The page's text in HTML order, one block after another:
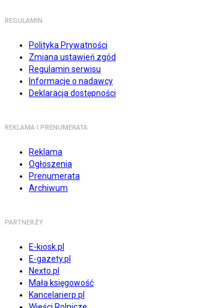
REGULAMIN
Polityka Prywatności
Zmiana ustawień zgód
Regulamin serwisu
Informacje o nadawcy
Deklaracja dostępności
REKLAMA I PRENUMERATA
Reklama
Ogłoszenia
Prenumerata
Archiwum
PARTNERZY
E-kiosk.pl
E-gazety.pl
Nexto.pl
Mała księgowość
Kancelarierp.pl